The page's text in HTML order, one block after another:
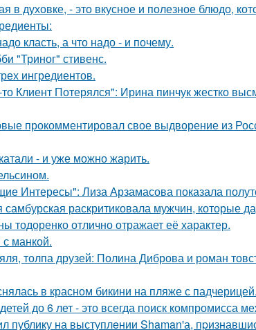
в духовке, - это вкусное и полезное блюдо,
класть, а что надо - и почему.
"Триног" стивенс.
ингредиентов.
Клиент Потерялся": Ирина пинчук жестко
прокомментировал свое выдворение из
- и уже можно жарить.
Интересы": Лиза Арзамасова показала
раскритиковала мужчин, которые
тодоренко отлично отражает её характер.
манкой.
толпа друзей: Полина Диброва и роман
в красном бикини на пляже с падчерицей.
до 6 лет - это всегда поиск компромисса
публику на выступлeнии Shaman'а,